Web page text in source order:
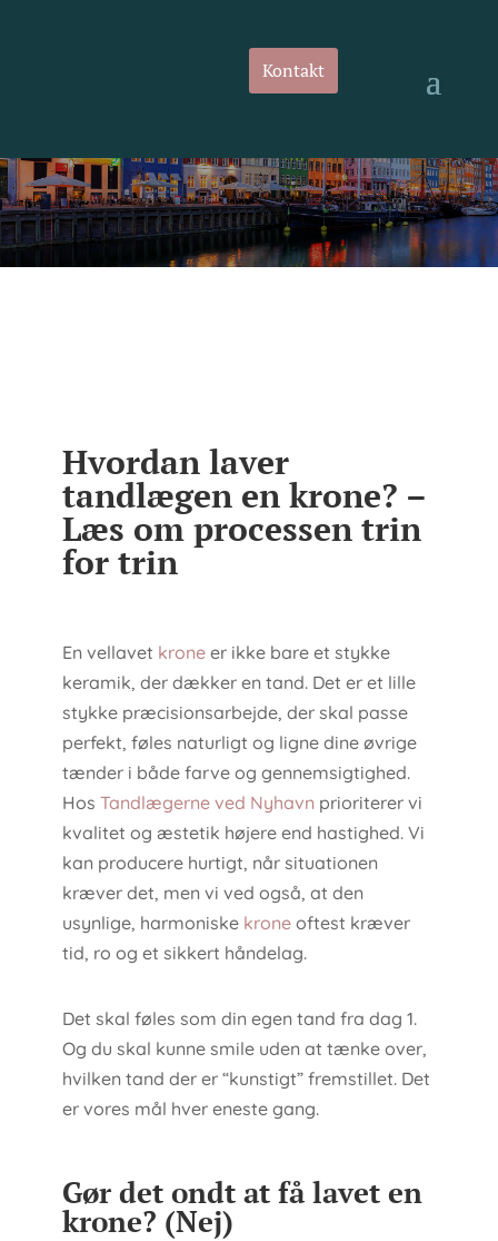
Kontakt
Hvordan laver
tandlægen en krone? –
Læs om processen trin
for trin
En vellavet kroneer ikke bare et stykke
keramik, der dækker en tand. Det er et lille
stykke præcisionsarbejde, der skal passe
perfekt, føles naturligt og ligne dine øvrige
tænder i både farve og gennemsigtighed.
Hos Tandlægerne ved Nyhavn prioriterer vi
kvalitet og æstetik højere end hastighed. Vi
kan producere hurtigt, når situationen
kræver det, men vi ved også, at den
usynlige, harmoniske kroneoftest kræver
tid, ro og et sikkert håndelag.
Det skal føles som din egen tand fra dag 1.
Og du skal kunne smile uden at tænke over,
hvilken tand der er “kunstigt” fremstillet. Det
er vores mål hver eneste gang.
Gør det ondt at få lavet en
krone? (Nej)